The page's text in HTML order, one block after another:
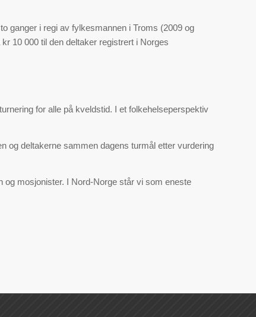
ganger i regi av fylkesmannen i Troms (2009 og
10 000 til den deltaker registrert i Norges
for alle på kveldstid. I et folkehelseperspektiv
og deltakerne sammen dagens turmål etter vurdering
og mosjonister. I Nord-Norge står vi som eneste